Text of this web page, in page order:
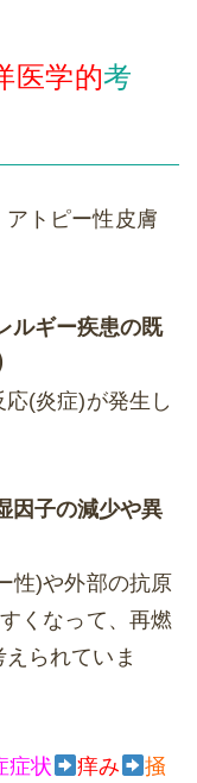
医学的考
トピー性皮膚
ルギー疾患の既
(炎症)が発生し
因子の減少や異
性)や外部の抗原
くなって、再燃
られていま
症状 痒み
掻